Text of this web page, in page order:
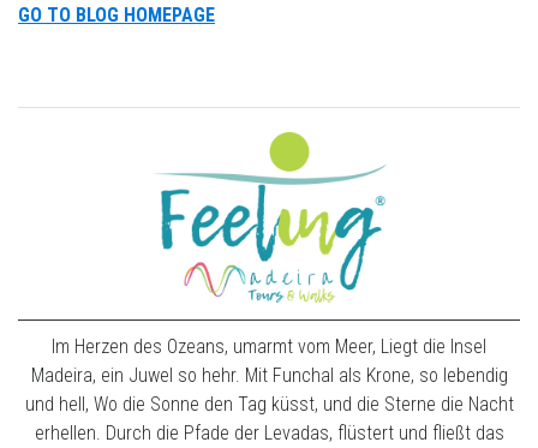
GO TO BLOG HOMEPAGE
Im Herzen des Ozeans, umarmt vom Meer, Liegt die Insel
Madeira, ein Juwel so hehr. Mit Funchal als Krone, so lebendig
und hell, Wo die Sonne den Tag küsst, und die Sterne die Nacht
erhellen. Durch die Pfade der Levadas, flüstert und fließt das